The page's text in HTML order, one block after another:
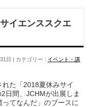
イエンススクエ
日 カテゴリー : イベント・講
た「2018夏休みサイ
日間、JCHMが出展しま
てなんだ」のブースに